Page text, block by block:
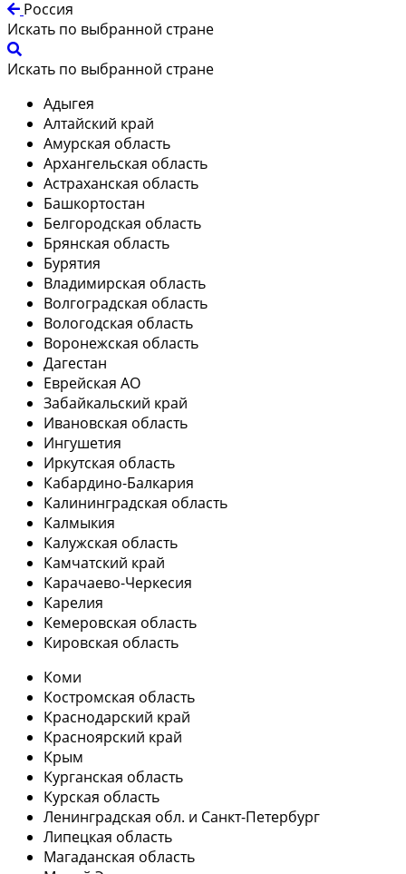
Россия
Искать по выбранной стране
Искать по выбранной стране
Адыгея
Алтайский край
Амурская область
Архангельская область
Астраханская область
Башкортостан
Белгородская область
Брянская область
Бурятия
Владимирская область
Волгоградская область
Вологодская область
Воронежская область
Дагестан
Еврейская АО
Забайкальский край
Ивановская область
Ингушетия
Иркутская область
Кабардино-Балкария
Калининградская область
Калмыкия
Калужская область
Камчатский край
Карачаево-Черкесия
Карелия
Кемеровская область
Кировская область
Коми
Костромская область
Краснодарский край
Красноярский край
Крым
Курганская область
Курская область
Ленинградская обл. и Санкт-Петербург
Липецкая область
Магаданская область